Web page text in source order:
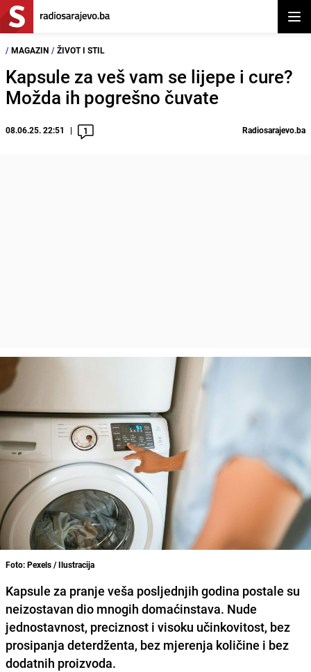
/ MAGAZIN / ŽIVOT I STIL
Kapsule za veš vam se lijepe i cure?
Možda ih pogrešno čuvate
08.06.25. 22:51 1 Radiosarajevo.ba
Foto: Pexels / Ilustracija
Kapsule za pranje veša posljednjih godina postale su
neizostavan dio mnogih domaćinstava. Nude
jednostavnost, preciznost i visoku učinkovitost, bez
prosipanja deterdženta, bez mjerenja količine i bez
dodatnih proizvoda.